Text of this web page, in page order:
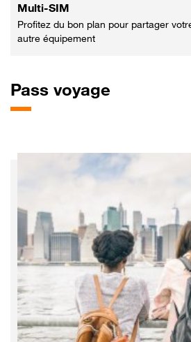
Multi-SIM
Profitez du bon plan pour partager
autre équipement
Pass voyage